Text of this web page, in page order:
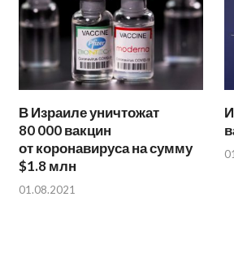
В Израиле уничтожат
80 000 вакцин
от коронавируса на сумму
$1.8 млн
01.08.2021